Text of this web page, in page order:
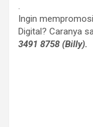
.
Ingin
Digital? Caranya
3491 8758 (Billy).